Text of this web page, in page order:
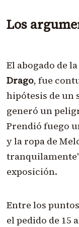
Los
El abogado de
Drago, fue
hipótesis de un
generó un
Prendió fuego
y la ropa de
exposición.
Entre los
el pedido de 15